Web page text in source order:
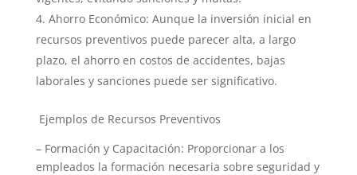
Ahorro Económico: Aunque la inversión inicial en
recursos preventivos puede parecer alta, a largo
plazo, el ahorro en costos de accidentes, bajas
laborales y sanciones puede ser significativo.
Ejemplos de Recursos Preventivos
– Formación y Capacitación: Proporcionar a los
empleados la formación necesaria sobre seguridad y